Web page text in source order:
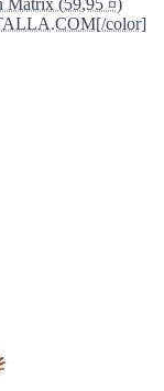
Matrix (59,95 ¤)
color]